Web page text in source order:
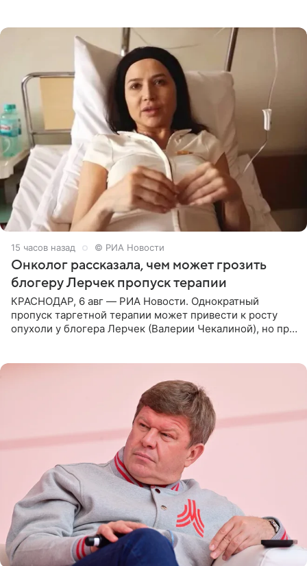
15 часов назад © РИА Новости
Онколог рассказала, чем может грозить
блогеру Лерчек пропуск терапии
КРАСНОДАР, 6 авг — РИА Новости. Однократный
пропуск таргетной терапии может привести к росту
опухоли у блогера Лерчек (Валерии Чекалиной), но при